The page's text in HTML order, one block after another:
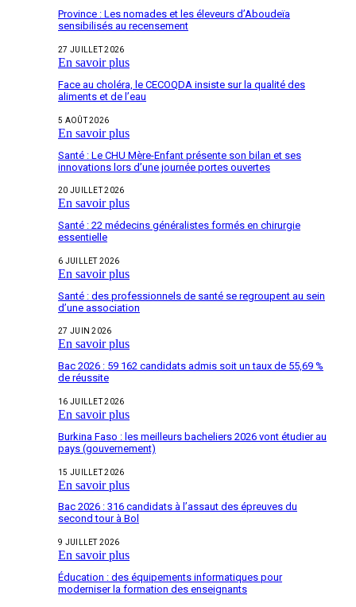
Province : Les nomades et les éleveurs d’Aboudeïa
sensibilisés au recensement
27 JUILLET 2026
En savoir plus
Face au choléra, le CECOQDA insiste sur la qualité des
aliments et de l’eau
5 AOÛT 2026
En savoir plus
Santé : Le CHU Mère-Enfant présente son bilan et ses
innovations lors d’une journée portes ouvertes
20 JUILLET 2026
En savoir plus
Santé : 22 médecins généralistes formés en chirurgie
essentielle
6 JUILLET 2026
En savoir plus
Santé : des professionnels de santé se regroupent au sein
d’une association
27 JUIN 2026
En savoir plus
Bac 2026 : 59 162 candidats admis soit un taux de 55,69 %
de réussite
16 JUILLET 2026
En savoir plus
Burkina Faso : les meilleurs bacheliers 2026 vont étudier au
pays (gouvernement)
15 JUILLET 2026
En savoir plus
Bac 2026 : 316 candidats à l’assaut des épreuves du
second tour à Bol
9 JUILLET 2026
En savoir plus
Éducation : des équipements informatiques pour
moderniser la formation des enseignants